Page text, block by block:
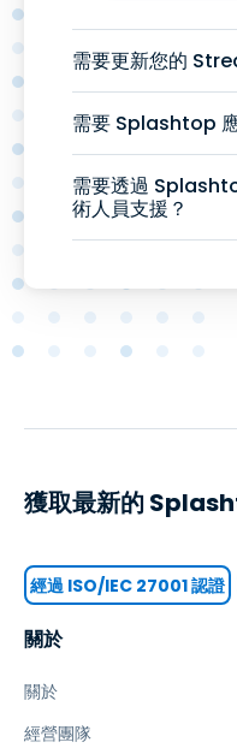
需要更新您的
需要 Splashtop
需要透過
術人員支援？
關於
關於
經營團隊
獲取最新的
經過 ISO/IEC 27001 認證